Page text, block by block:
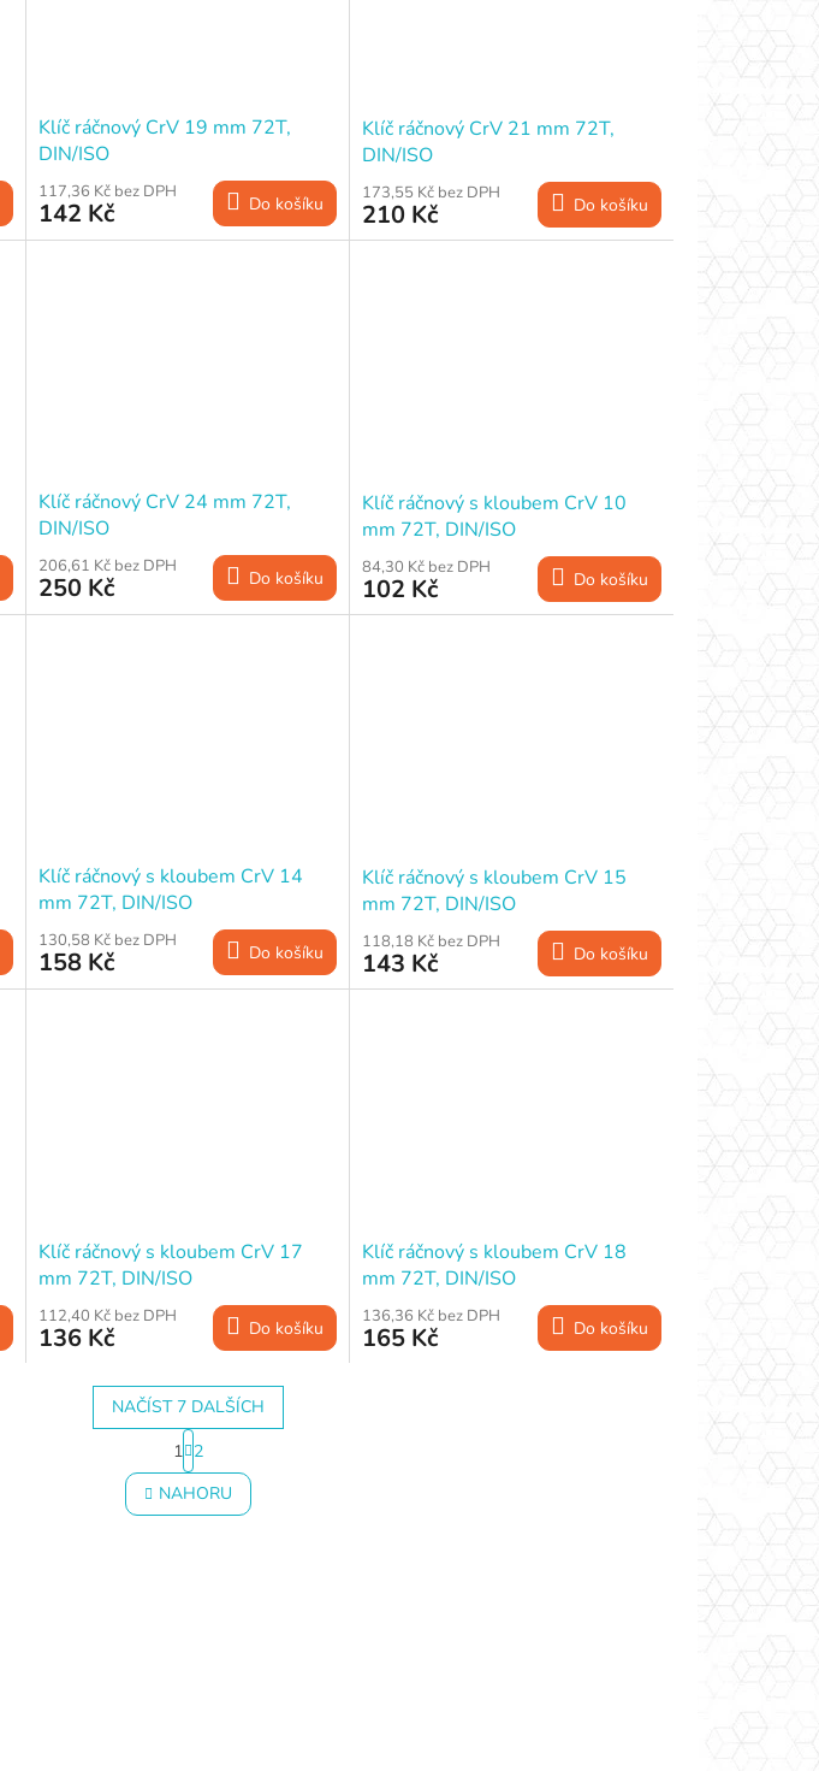
Klíč ráčnový CrV 19 mm 72T,
DIN/ISO
117,36 Kč bez DPH
142 Kč Do košíku
Klíč ráčnový CrV 21 mm 72T,
DIN/ISO
173,55 Kč bez DPH
210 Kč Do košíku
Klíč ráčnový CrV 24 mm 72T,
DIN/ISO
206,61 Kč bez DPH
250 Kč Do košíku
Klíč ráčnový s kloubem CrV 10
mm 72T, DIN/ISO
84,30 Kč bez DPH
102 Kč Do košíku
Klíč ráčnový s kloubem CrV 14
mm 72T, DIN/ISO
130,58 Kč bez DPH
158 Kč Do košíku
Klíč ráčnový s kloubem CrV 15
mm 72T, DIN/ISO
118,18 Kč bez DPH
143 Kč Do košíku
Klíč ráčnový s kloubem CrV 17
mm 72T, DIN/ISO
112,40 Kč bez DPH
136 Kč Do košíku
Klíč ráčnový s kloubem CrV 18
mm 72T, DIN/ISO
136,36 Kč bez DPH
165 Kč Do košíku
O
v
l
NAČÍST 7 DALŠÍCH
S
t
r
á
n
1 2
NAHORU